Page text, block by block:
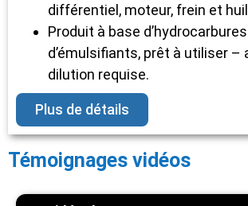
différentiel, moteur, frein et
Produit à base
d’émulsifiants, prêt à utiliser –
dilution requise.
Plus de détails
Témoignages vidéos